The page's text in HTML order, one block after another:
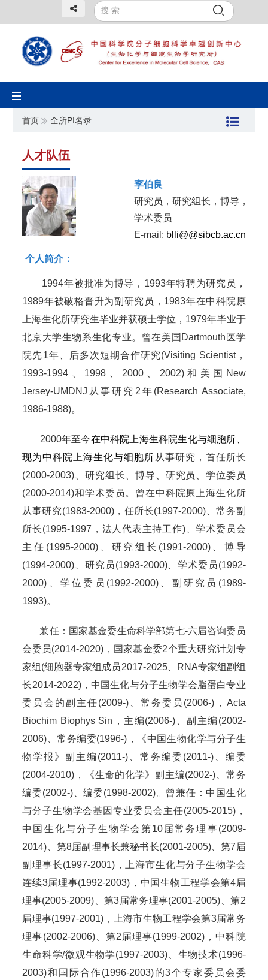
Toggle
navigation
首页
全所PI名录
人才队伍
李伯良
研究员，研究组长，博导，
学术委员
E-mail: blli@@sibcb.ac.cn
个人简介：
1994年被批准为博导，1993年特聘为研究员，
1989年被破格晋升为副研究员，1983年在中科院原
上海生化所研究生毕业并获硕士学位，1979年毕业于
北京大学生物系生化专业。曾在美国Dartmouth医学
院先1年、后多次短期合作研究(Visiting Scientist，
1993-1994、1998、2000、2002)和美国New
Jersey-UMDNJ从事研究2年(Research Associate,
1986-1988)。
2000年至今在中科院上海生科院生化与细胞所、
现为中科院上海生化与细胞所 从事研究，首任所长
(2000-2003)、研究组长、博导、研究员、学位委员
(2000-2014)和学术委员。曾在中科院原上海生化所
从事研究(1983-2000)，任所长(1997-2000)、常务副
所长(1995-1997，法人代表主持工作)、学术委员会
主任(1995-2000)、研究组长(1991-2000)、博导
(1994-2000)、研究员(1993-2000)、学术委员(1992-
2000)、学位委员(1992-2000)、副研究员(1989-
1993)。
兼任：国家基金委生命科学部第七-六届咨询委员
会委员(2014-2020)，国家基金委2个重大研究计划专
家组(细胞器专家组成员2017-2025、RNA专家组副组
长2014-2022)，中国生化与分子生物学会脂蛋白专业
委员会的副主任(2009-)、常务委员(2006-)，Acta
Biochim Biophys Sin，主编(2006-)、副主编(2002-
2006)、常务编委(1996-)，《中国生物化学与分子生
物学报》副主编(2011-)、常务编委(2011-)、编委
(2004-2010)，《生命的化学》副主编(2002-)、常务
编委(2002-)、编委(1998-2002)。曾兼任：中国生化
与分子生物学会基因专业委员会主任(2005-2015)，
中国生化与分子生物学会第10届常务理事(2009-
2014)、第8届副理事长兼秘书长(2001-2005)、第7届
副理事长(1997-2001)，上海市生化与分子生物学会
连续3届理事(1992-2003)，中国生物工程学会第4届
理事(2005-2009)、第3届常务理事(2001-2005)、第2
届理事(1997-2001)，上海市生物工程学会第3届常务
理事(2002-2006)、第2届理事(1999-2002)，中科院
生命科学/微观生物学(1997-2003)、生物技术(1996-
2003)和国际合作(1996-2003)的3个专家委员会委